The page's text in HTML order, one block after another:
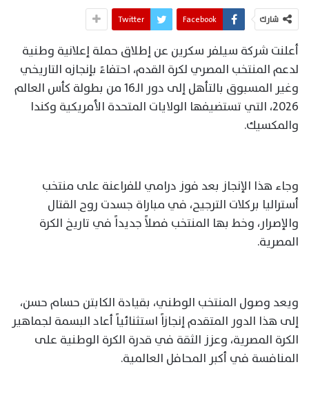
شارك Facebook
Twitter
أعلنت شركة سيلفر سكرين عن إطلاق حملة إعلانية وطنية
لدعم المنتخب المصري لكرة القدم، احتفاءً بإنجازه التاريخي
وغير المسبوق بالتأهل إلى دور الـ16 من بطولة كأس العالم
2026، التي تستضيفها الولايات المتحدة الأمريكية وكندا
والمكسيك.
وجاء هذا الإنجاز بعد فوز درامي للفراعنة على منتخب
أستراليا بركلات الترجيح، في مباراة جسدت روح القتال
والإصرار، وخط بها المنتخب فصلاً جديداً في تاريخ الكرة
المصرية.
ويعد وصول المنتخب الوطني، بقيادة الكابتن حسام حسن،
إلى هذا الدور المتقدم إنجازاً استثنائياً أعاد البسمة لجماهير
الكرة المصرية، وعزز الثقة في قدرة الكرة الوطنية على
المنافسة في أكبر المحافل العالمية.